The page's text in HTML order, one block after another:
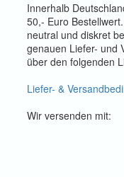
Innerhalb
50,- Euro
neutral und diskret
genauen Liefer- und
über den folgenden
Liefer- &
Wir versenden mit: